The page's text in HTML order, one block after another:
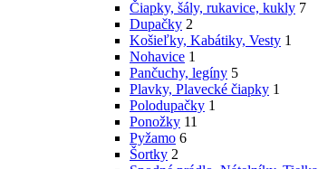
Čiapky, šály, rukavice, kukly 7
Dupačky 2
Košieľky, Kabátiky, Vesty 1
Nohavice 1
Pančuchy, legíny 5
Plavky, Plavecké čiapky 1
Polodupačky 1
Ponožky 11
Pyžamo 6
Šortky 2